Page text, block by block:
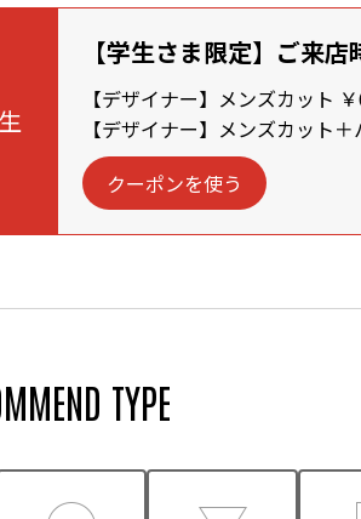
【学生さま限定】ご来
【デザイナー】メンズカット
【デザイナー】メンズカット
クーポンを使う
TYPE